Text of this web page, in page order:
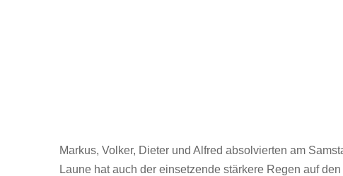
Markus, Volker, Dieter und Alfred absolvierten am
Laune hat auch der einsetzende stärkere Regen auf